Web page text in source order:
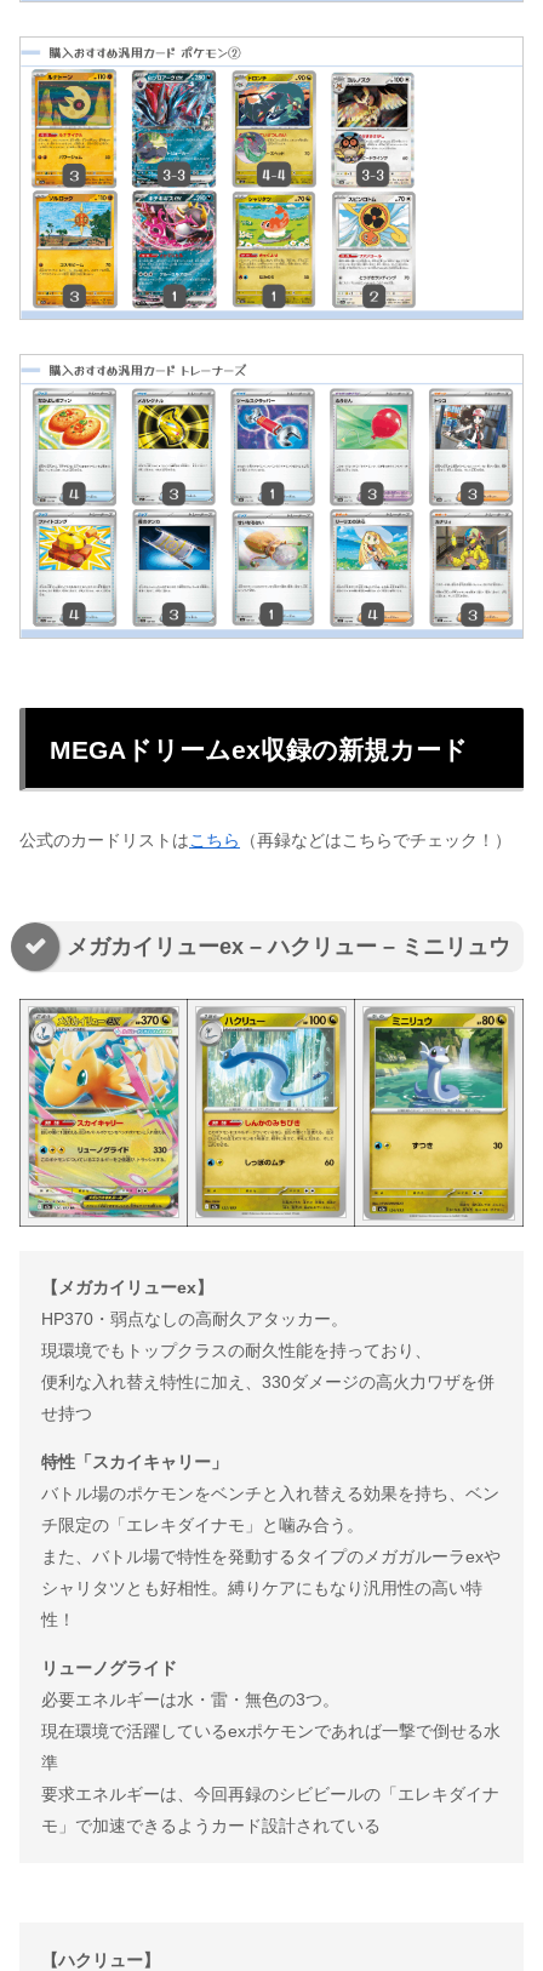
MEGAドリームex収録の新規カード
公式のカードリストはこちら （再録などはこちらでチェック！）
メガカイリューex – ハクリュー – ミニリュウ
【メガカイリューex】
HP370・弱点なしの高耐久アタッカー。
現環境でもトップクラスの耐久性能を持っており、
便利な入れ替え特性に加え、330ダメージの高火力ワザを併
せ持つ
特性「スカイキャリー」
バトル場のポケモンをベンチと入れ替える効果を持ち、ベン
チ限定の「エレキダイナモ」と噛み合う。
また、バトル場で特性を発動するタイプのメガガルーラexや
シャリタツとも好相性。縛りケアにもなり汎用性の高い特
性！
リューノグライド
必要エネルギーは水・雷・無色の3つ。
現在環境で活躍しているexポケモンであれば一撃で倒せる水
準
要求エネルギーは、今回再録のシビビールの「エレキダイナ
モ」で加速できるようカード設計されている
【ハクリュー】